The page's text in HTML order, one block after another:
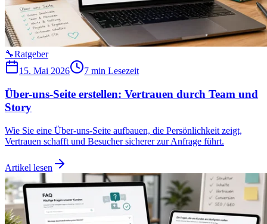
🔧Ratgeber
15. Mai 2026
7 min Lesezeit
Über-uns-Seite erstellen: Vertrauen durch Team und
Story
Wie Sie eine Über-uns-Seite aufbauen, die Persönlichkeit zeigt,
Vertrauen schafft und Besucher sicherer zur Anfrage führt.
Artikel lesen